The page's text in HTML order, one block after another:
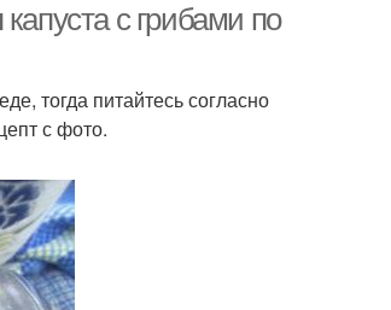
капусты
с грибами по
тогда питайтесь согласно
с фото.